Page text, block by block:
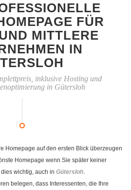
FÜR
MITTLERE
IN
inklusive Hosting und
in Gütersloh
Homepage auf den ersten Blick überzeugen
Homepage wenn Sie später keiner
wichtig, auch in Gütersloh.
belegen, dass Interessenten, die Ihre